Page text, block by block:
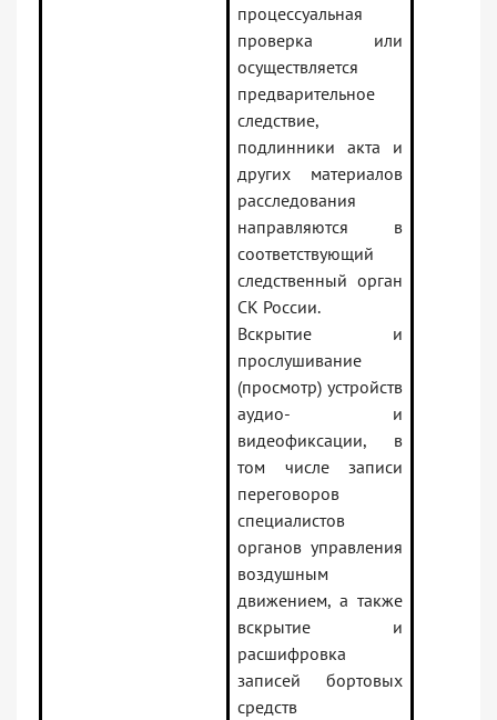
процессуальная
проверка или
осуществляется
предварительное
следствие,
подлинники акта и
других материалов
расследования
направляются в
соответствующий
следственный орган
СК России.
Вскрытие и
прослушивание
(просмотр) устройств
аудио- и
видеофиксации, в
том числе записи
переговоров
специалистов
органов управления
воздушным
движением, а также
вскрытие и
расшифровка
записей бортовых
средств